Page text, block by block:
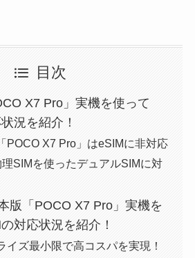
目次
X7 Pro」実機を使って
況を紹介！
POCO X7 Pro」はeSIMに非対応
SIMを使ったデュアルSIMに対
版「POCO X7 Pro」実機を
対応状況を紹介！
イズ最小限で高コスパを実現！